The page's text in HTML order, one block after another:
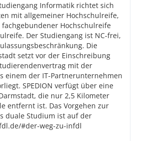
Informatik richtet sich
mit allgemeiner Hochschulreife,
Hochschulreife
Der Studiengang ist NC-frei,
Die
setzt vor der Einschreibung
mit der
einem der IT-Partnerunternehmen
SPEDION verfügt über eine
die nur 2,5 Kilometer
entfernt ist. Das Vorgehen zur
duale Studium ist auf der
#der-weg-zu-infdl